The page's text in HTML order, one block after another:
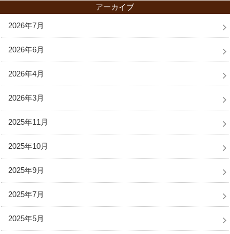
アーカイブ
2026年7月
2026年6月
2026年4月
2026年3月
2025年11月
2025年10月
2025年9月
2025年7月
2025年5月